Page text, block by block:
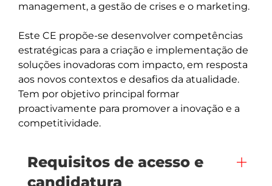
management, a gestão de crises e o marketing.
Este CE propõe-se desenvolver competências
estratégicas para a criação e implementação de
soluções inovadoras com impacto, em resposta
aos novos contextos e desafios da atualidade.
Tem por objetivo principal formar
proactivamente para promover a inovação e a
Requisitos de acesso e
candidatura